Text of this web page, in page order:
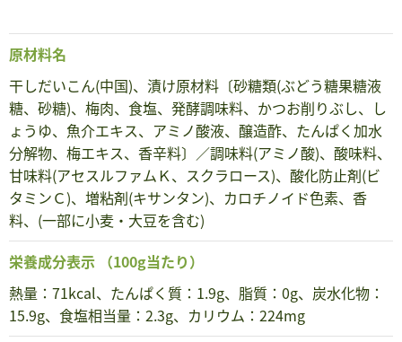
原材料名
干しだいこん(中国)、漬け原材料〔砂糖類(ぶどう糖果糖液
糖、砂糖)、梅肉、食塩、発酵調味料、かつお削りぶし、し
ょうゆ、魚介エキス、アミノ酸液、醸造酢、たんぱく加水
分解物、梅エキス、香辛料〕／調味料(アミノ酸)、酸味料、
甘味料(アセスルファムＫ、スクラロース)、酸化防止剤(ビ
タミンＣ)、増粘剤(キサンタン)、カロチノイド色素、香
料、(一部に小麦・大豆を含む)
栄養成分表示 （100g当たり）
熱量：71kcal、たんぱく質：1.9g、脂質：0g、炭水化物：
15.9g、食塩相当量：2.3g、カリウム：224mg